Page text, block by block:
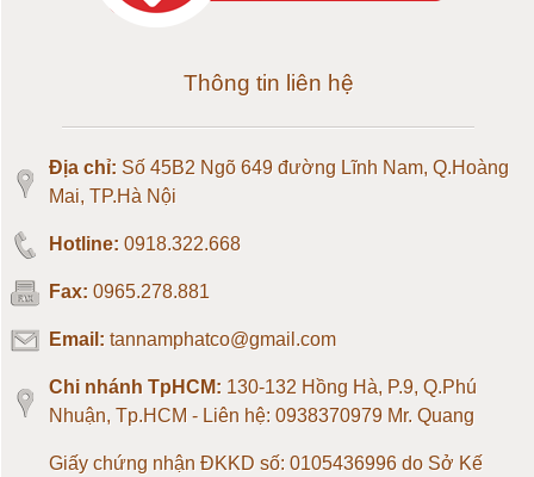
Loadcell 50kg
Loadcell 150kg
Loadcell 200kg
Loadcell 300kg
Loadcell 1 tấn
Thông tin liên hệ
Địa chỉ: Số 45B2 Ngõ 649 đường Lĩnh Nam, Q.Hoàng
Mai, TP.Hà Nội
Hotline: 0918.322.668
Fax: 0965.278.881
Email: tannamphatco@gmail.com
Chi nhánh TpHCM: 130-132 Hồng Hà, P.9, Q.Phú
Nhuận, Tp.HCM - Liên hệ: 0938370979 Mr. Quang
Giấy chứng nhận ĐKKD số: 0105436996 do Sở Kế